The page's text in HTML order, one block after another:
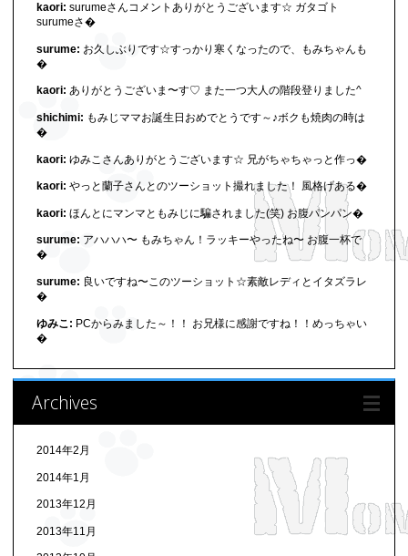
kaori: surumeさんコメントありがとうございます☆ ガタゴト
surumeさ�
surume: お久しぶりです☆すっかり寒くなったので、もみちゃんも
�
kaori: ありがとうございま〜す♡ また一つ大人の階段登りました^
shichimi: もみじママお誕生日おめでとうです～♪ボクも焼肉の時は
�
kaori: ゆみこさんありがとうございます☆ 兄がちゃちゃっと作っ�
kaori: やっと蘭子さんとのツーショット撮れました！ 風格げある�
kaori: ほんとにマンマともみじに騙されました(笑) お腹パンパン�
surume: アハハハ〜 もみちゃん！ラッキーやったね〜 お腹一杯で
�
surume: 良いですね〜このツーショット☆素敵レディとイタズラレ
�
ゆみこ: PCからみました～！！ お兄様に感謝ですね！！めっちゃい
�
Archives
2014年2月
2014年1月
2013年12月
2013年11月